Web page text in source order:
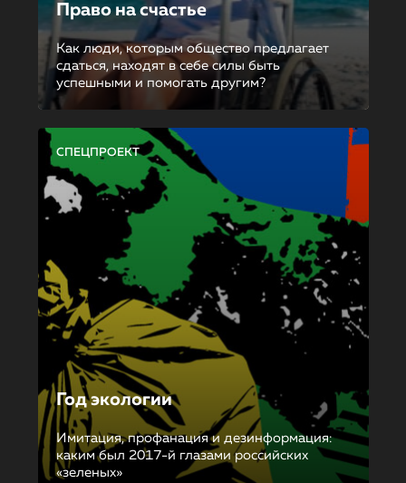
Право на счастье
Как люди, которым общество предлагает
сдаться, находят в себе силы быть
успешными и помогать другим?
СПЕЦПРОЕКТ
Год экологии
Имитация, профанация и дезинформация:
каким был 2017-й глазами российских
«зеленых»